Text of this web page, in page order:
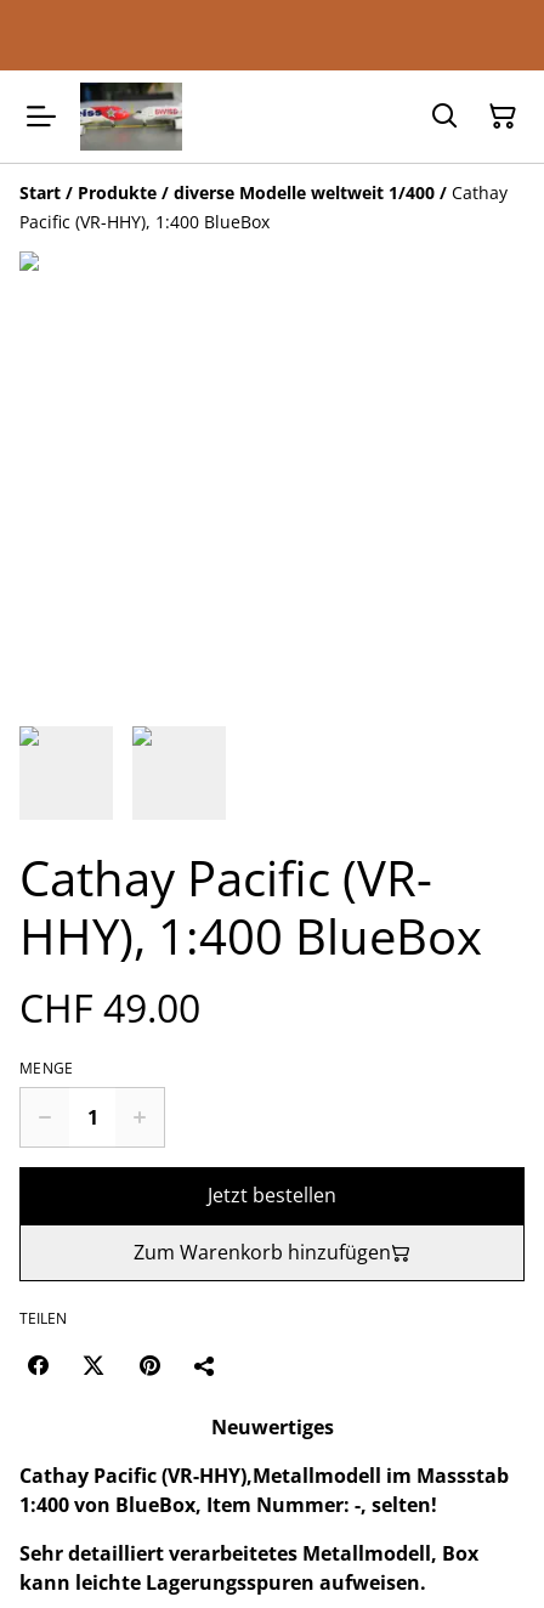
Start / Produkte / diverse Modelle weltweit 1/400 / Cathay
Pacific (VR-HHY), 1:400 BlueBox
Cathay Pacific (VR-
HHY), 1:400 BlueBox
CHF 49.00
MENGE
Jetzt bestellen
Zum Warenkorb hinzufügen
TEILEN
Neuwertiges
Cathay Pacific (VR-HHY),Metallmodell im Massstab
1:400 von BlueBox, Item Nummer: -, selten!
Sehr detailliert verarbeitetes Metallmodell, Box
kann leichte Lagerungsspuren aufweisen.